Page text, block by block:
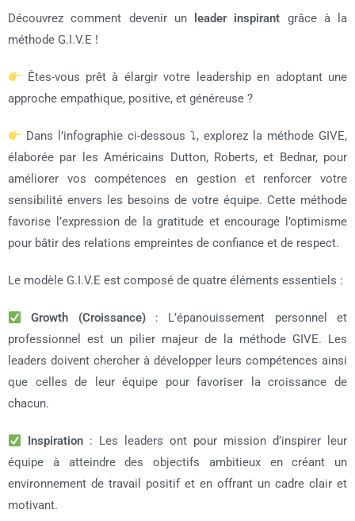
Découvrez comment devenir unleader inspirant grâce à la
méthode G.I.V.E !
Êtes-vous prêt à élargir votre leadership en adoptant une
approche empathique, positive, et généreuse ?
Dans l’infographie ci-dessous ⤵, explorez la méthode GIVE,
élaborée par les Américains Dutton, Roberts, et Bednar, pour
améliorer vos compétences en gestion et renforcer votre
sensibilité envers les besoins de votre équipe. Cette méthode
favorise l’expression de la gratitude et encourage l’optimisme
pour bâtir des relations empreintes de confiance et de respect.
Le modèle G.I.V.E est composé de quatre éléments essentiels :
Growth (Croissance): L’épanouissement personnel et
professionnel est un pilier majeur de la méthode GIVE. Les
leaders doivent chercher à développer leurs compétences ainsi
que celles de leur équipe pour favoriser la croissance de
chacun.
Inspiration : Les leaders ont pour mission d’inspirer leur
équipe à atteindre des objectifs ambitieux en créant un
environnement de travail positif et en offrant un cadre clair et
motivant.